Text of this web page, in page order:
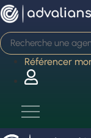
Aller
au
contenu
Référencer